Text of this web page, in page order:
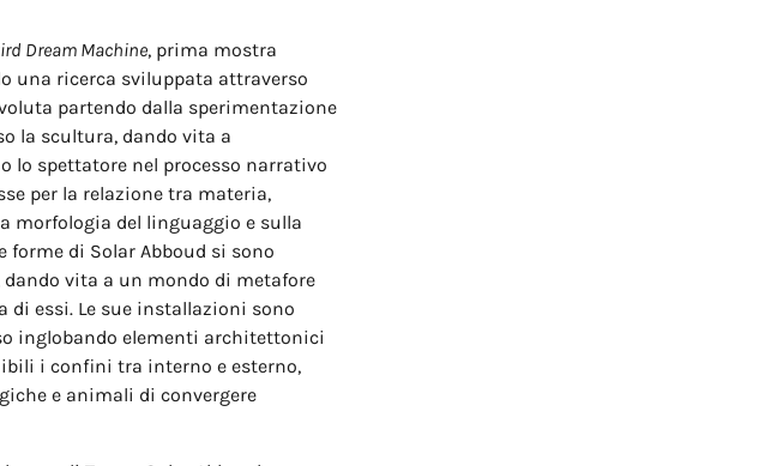
Dream Machine, prima mostra
una ricerca sviluppata attraverso
partendo dalla sperimentazione
la scultura, dando vita a
spettatore nel processo narrativo
per la relazione tra materia,
morfologia del linguaggio e sulla
di Solar Abboud si sono
vita a un mondo di metafore
di essi. Le sue installazioni sono
inglobando elementi architettonici
i confini tra interno e esterno,
e animali di convergere